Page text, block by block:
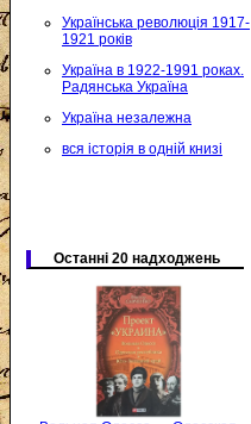
Українська революція 1917-
1921 років
Україна в 1922-1991 роках.
Радянська Україна
Україна незалежна
вся історія в одній книзі
Останні 20 надходжень